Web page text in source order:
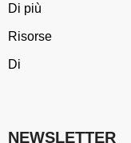
Di più
Risorse
Di
NEWSLETTER